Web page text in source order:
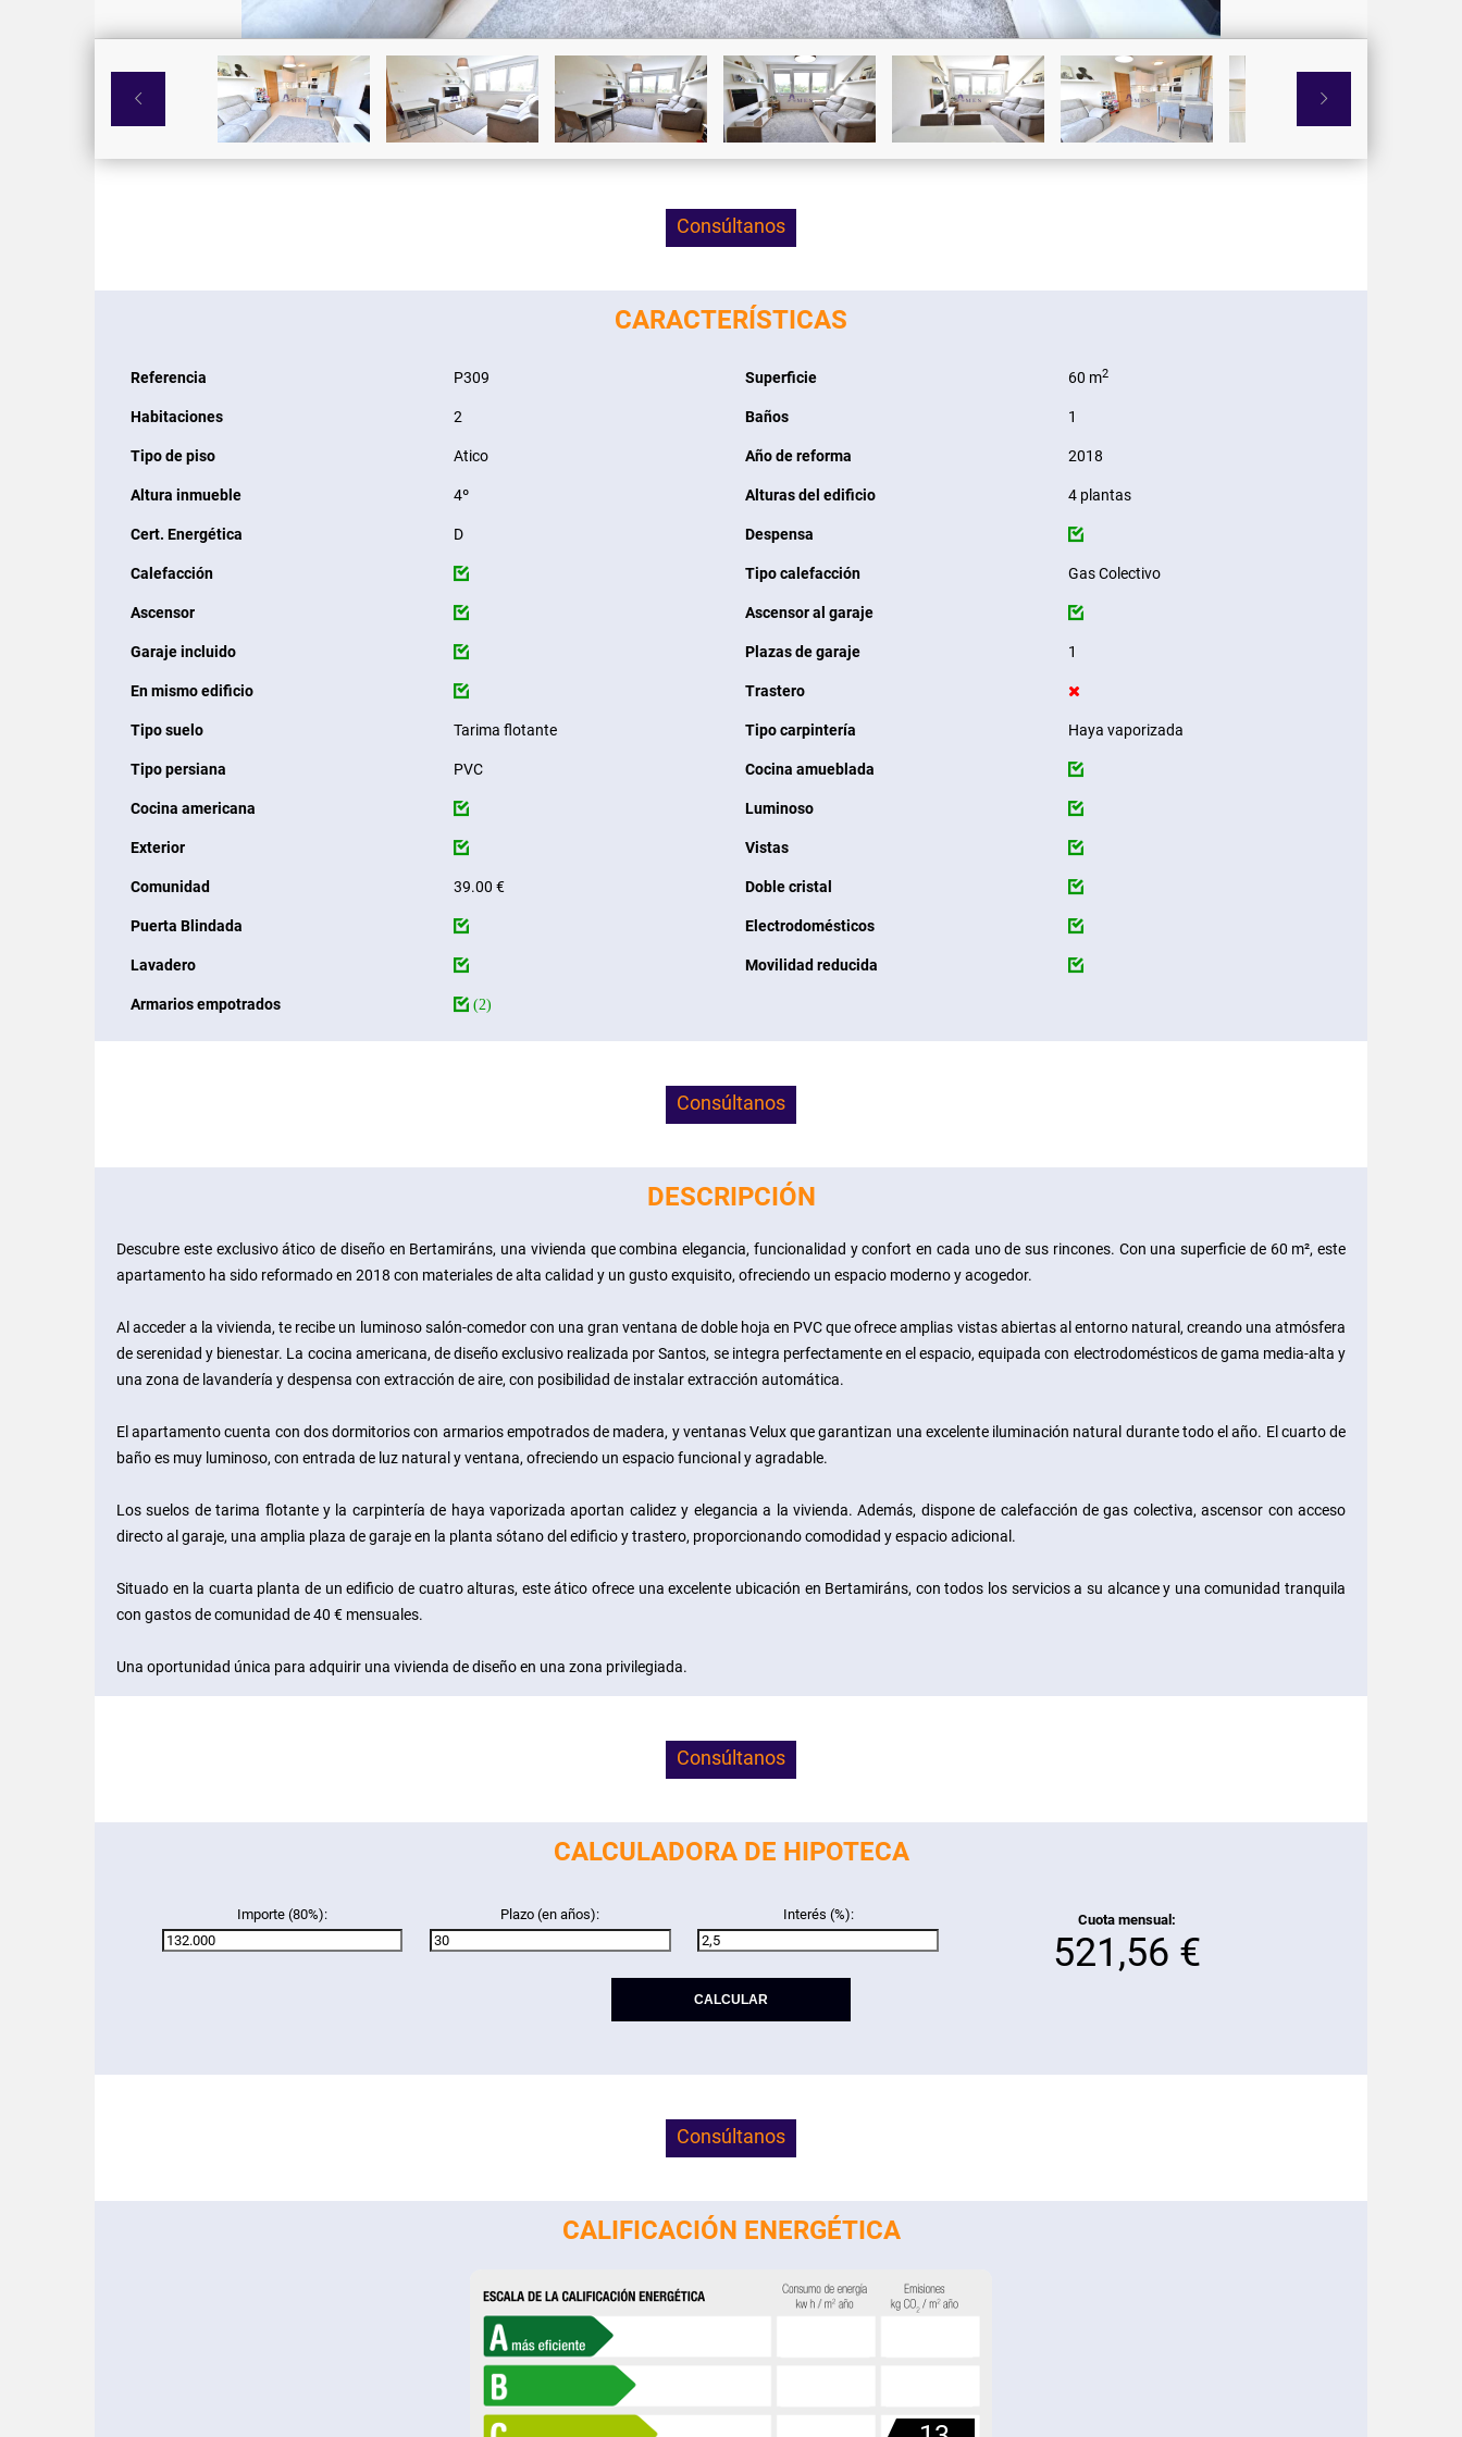
 
Consúltanos
CARACTERÍSTICAS
Referencia P309 Superficie 60 m2
Habitaciones 2 Baños 1
Tipo de piso Atico Año de reforma 2018
Altura inmueble 4º Alturas del edificio 4 plantas
Cert. Energética D Despensa
Calefacción Tipo calefacción Gas Colectivo
Ascensor Ascensor al garaje
Garaje incluido Plazas de garaje 1
En mismo edificio Trastero
Tipo suelo Tarima flotante Tipo carpintería Haya vaporizada
Tipo persiana PVC Cocina amueblada
Cocina americana Luminoso
Exterior Vistas
Comunidad 39.00 € Doble cristal
Puerta Blindada Electrodomésticos
Lavadero Movilidad reducida
Armarios empotrados (2)
Consúltanos
DESCRIPCIÓN
Descubre este exclusivo ático de diseño en Bertamiráns, una vivienda que combina elegancia, funcionalidad y confort en cada uno de sus rincones. Con una superficie de 60 m², este
apartamento ha sido reformado en 2018 con materiales de alta calidad y un gusto exquisito, ofreciendo un espacio moderno y acogedor.
Al acceder a la vivienda, te recibe un luminoso salón-comedor con una gran ventana de doble hoja en PVC que ofrece amplias vistas abiertas al entorno natural, creando una atmósfera
de serenidad y bienestar. La cocina americana, de diseño exclusivo realizada por Santos, se integra perfectamente en el espacio, equipada con electrodomésticos de gama media-alta y
una zona de lavandería y despensa con extracción de aire, con posibilidad de instalar extracción automática.
El apartamento cuenta con dos dormitorios con armarios empotrados de madera, y ventanas Velux que garantizan una excelente iluminación natural durante todo el año. El cuarto de
baño es muy luminoso, con entrada de luz natural y ventana, ofreciendo un espacio funcional y agradable.
Los suelos de tarima flotante y la carpintería de haya vaporizada aportan calidez y elegancia a la vivienda. Además, dispone de calefacción de gas colectiva, ascensor con acceso
directo al garaje, una amplia plaza de garaje en la planta sótano del edificio y trastero, proporcionando comodidad y espacio adicional.
Situado en la cuarta planta de un edificio de cuatro alturas, este ático ofrece una excelente ubicación en Bertamiráns, con todos los servicios a su alcance y una comunidad tranquila
con gastos de comunidad de 40 € mensuales.
Una oportunidad única para adquirir una vivienda de diseño en una zona privilegiada.
Consúltanos
CALCULADORA DE HIPOTECA
Importe (80%): Plazo (en años): Interés (%): Cuota mensual:
521,56 €
Consúltanos
CALIFICACIÓN ENERGÉTICA